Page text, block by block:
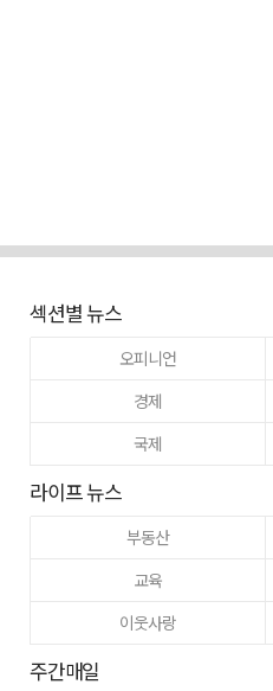
섹션별 뉴스
오피니언
경제
국제
라이프 뉴스
부동산
교육
이웃사랑
주간매일